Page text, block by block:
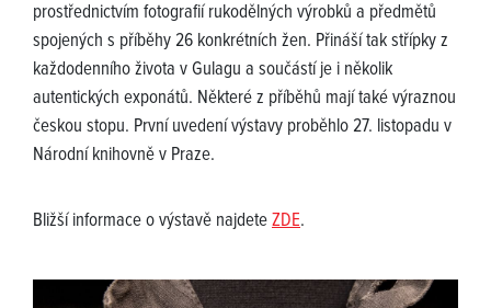
prostřednictvím fotografií rukodělných výrobků a předmětů
spojených s příběhy 26 konkrétních žen. Přináší tak střípky z
každodenního života v Gulagu a součástí je i několik
autentických exponátů. Některé z příběhů mají také výraznou
českou stopu. První uvedení výstavy proběhlo 27. listopadu v
Národní knihovně v Praze.
Bližší informace o výstavě najdeteZDE.